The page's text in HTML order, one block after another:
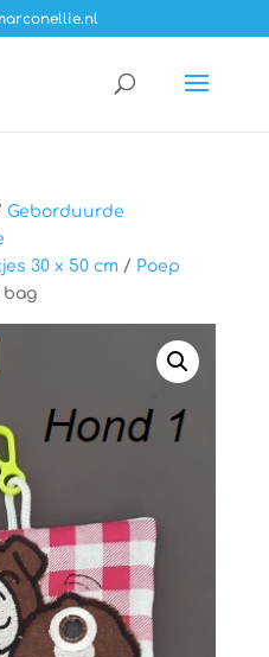
Geborduurde
30 x 50 cm / Poep